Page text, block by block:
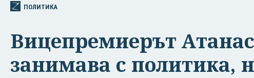
ПОЛИТИКА
Вицепремиерът
занимава с политика,